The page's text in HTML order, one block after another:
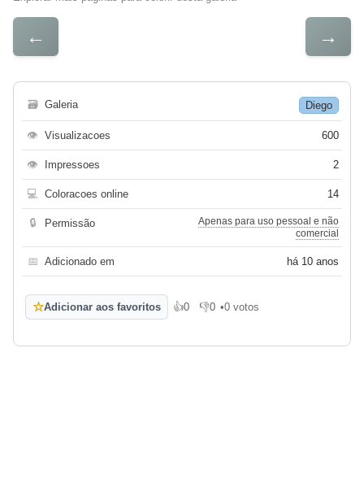
← →
🗃 Galeria Diego
👁 Visualizacoes 600
👁 Impressoes 2
💻 Coloracoes online 14
🔒 Permissão
Apenas para uso pessoal e não
comercial
📅 Adicionado em há 10 anos
☆Adicionar aos favoritos 👍0
Gosto 👎0
Não gosto
•0 votos